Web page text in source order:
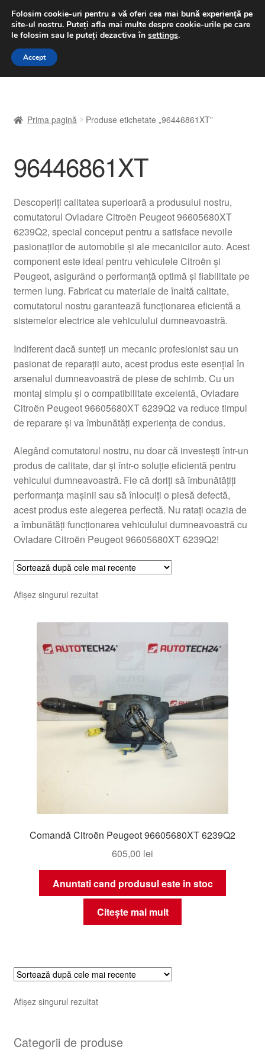
LIVRARE de la 33 lei
luni-vineri 9 a.m. - 4 p.m.031 229 6816
Sari
Sari
A lua legatura
Contul meu
Despre noi
Finalizare comandă
Livrare
Livrare în toată lumea
Plângere
Plățile
Politică de confidențialitate
Termeni si conditii
Prima pagină Produse etichetate „96446861XT”
96446861XT
Descoperiți calitatea superioară a produsului nostru,
comutatorul Ovladare Citroën Peugeot 96605680XT
6239Q2, special conceput pentru a satisface nevoile
pasionaților de automobile și ale mecanicilor auto. Acest
component este ideal pentru vehiculele Citroën și
Peugeot, asigurând o performanță optimă și fiabilitate pe
termen lung. Fabricat cu materiale de înaltă calitate,
comutatorul nostru garantează funcționarea eficientă a
sistemelor electrice ale vehiculului dumneavoastră.
Indiferent dacă sunteți un mecanic profesionist sau un
pasionat de reparații auto, acest produs este esențial în
arsenalul dumneavoastră de piese de schimb. Cu un
montaj simplu și o compatibilitate excelentă, Ovladare
Citroën Peugeot 96605680XT 6239Q2 va reduce timpul
de reparare și va îmbunătăți experiența de condus.
Alegând comutatorul nostru, nu doar că investești într-un
produs de calitate, dar și într-o soluție eficientă pentru
vehiculul dumneavoastră. Fie că doriți să îmbunătățiți
performanța mașinii sau să înlocuiți o piesă defectă,
acest produs este alegerea perfectă. Nu ratați ocazia de
a îmbunătăți funcționarea vehiculului dumneavoastră cu
Ovladare Citroën Peugeot 96605680XT 6239Q2!
Afișez singurul rezultat
Comandă Citroën Peugeot 96605680XT 6239Q2
605,00 lei
Anuntati cand produsul este in stoc
Citește mai mult
Afișez singurul rezultat
Categorii de produse
Folosim cookie-uri pentru a vă oferi cea mai bună experiență pe
site-ul nostru. Puteți afla mai multe despre cookie-urile pe care
le folosim sau le puteți dezactiva în settings.
Accept